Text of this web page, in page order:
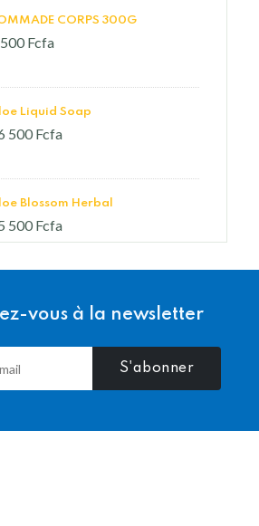
CORPS 300G
Fcfa
Liquid Soap
500 Fcfa
Blossom Herbal
500 Fcfa
000 Fcfa
Moisturizing Lotion
000 Fcfa
vous à la newsletter
S'abonner